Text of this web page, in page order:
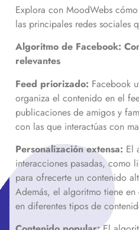
Explora con MoodWebs
las principales redes sociales
Algoritmo de Facebook:
relevantes
Feed priorizado: Facebook
organiza el contenido en el
publicaciones de amigos y
con las que interactúas con
Personalización extensa: El
interacciones pasadas, como
para ofrecerte un contenido
Además, el algoritmo tiene
en diferentes tipos de